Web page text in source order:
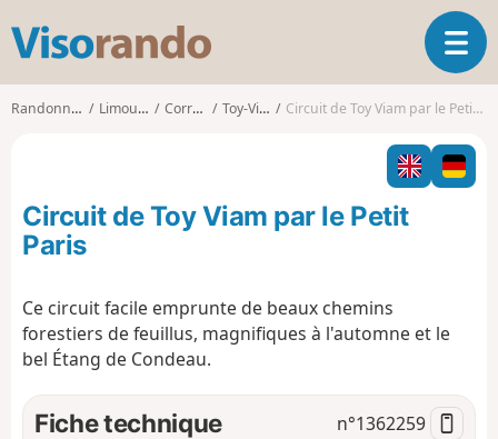
s
o
o
O
u
v
i
r
l
i
Randonnées Limousin Corrèze Toy-Viam Circuit de Toy Viam par le Petit Paris
Circuit de Toy Viam par le Petit
Paris
Ce circuit facile emprunte de beaux chemins
forestiers de feuillus, magnifiques à l'automne et le
bel Étang de Condeau.
Fiche technique n°1362259